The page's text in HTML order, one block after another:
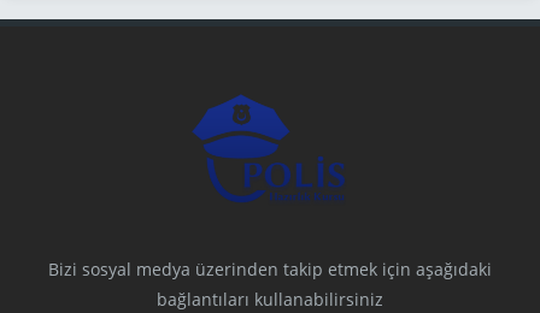
Bizi sosyal medya üzerinden takip etmek için aşağıdaki
bağlantıları kullanabilirsiniz